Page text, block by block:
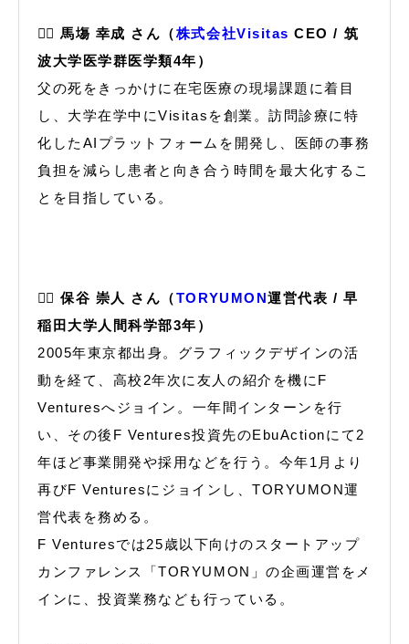
🙋‍♂️ 馬塲 幸成 さん（株式会社Visitas CEO / 筑
波大学医学群医学類4年）
父の死をきっかけに在宅医療の現場課題に着目
し、大学在学中にVisitasを創業。訪問診療に特
化したAIプラットフォームを開発し、医師の事務
負担を減らし患者と向き合う時間を最大化するこ
とを目指している。
🙋‍♂️ 保谷 崇人 さん（TORYUMON運営代表 / 早
稲田大学人間科学部3年）
2005年東京都出身。グラフィックデザインの活
動を経て、高校2年次に友人の紹介を機にF
Venturesへジョイン。一年間インターンを行
い、その後F Ventures投資先のEbuActionにて2
年ほど事業開発や採用などを行う。今年1月より
再びF Venturesにジョインし、TORYUMON運
営代表を務める。
F Venturesでは25歳以下向けのスタートアップ
カンファレンス「TORYUMON」の企画運営をメ
インに、投資業務なども行っている。